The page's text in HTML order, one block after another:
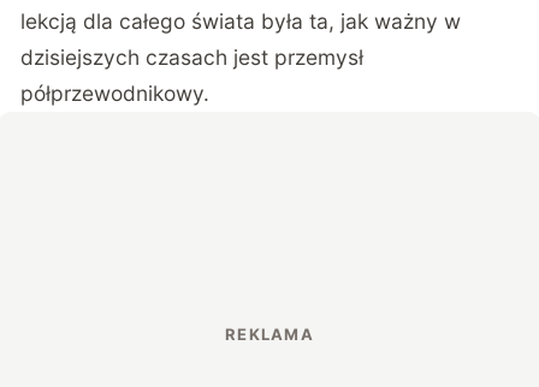
lekcją dla całego świata była ta, jak ważny w
dzisiejszych czasach jest przemysł
półprzewodnikowy.